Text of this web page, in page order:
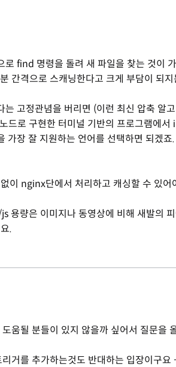
로 find 명령을 돌려 새 파일을 찾는 것이
간격으로 스캐닝한다고 크게 부담이 되
는 고정관념을 버리면 (이런 최신 압축 알
드로 구현한 터미널 기반의 프로그램에
가장 잘 지원하는 언어를 선택하면 되겠
이 nginx단에서 처리하고 캐싱할 수 있어
용량은 이미지나 동영상에 비해 새발의
.
움될 분들이 있지 않을까 싶어서 질문을
거를 추가하는것도 반대하는 입장이구요